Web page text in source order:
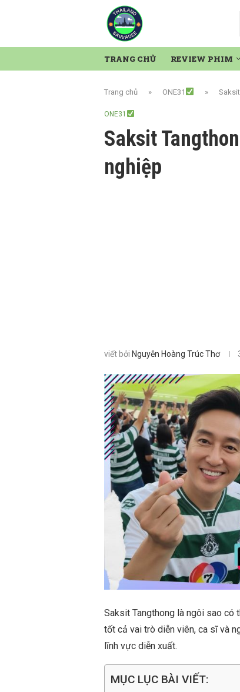
TRANG CHỦ REVIEW PHIM
Trang chủ » ONE31 »
ONE31
Saksit
nghiệp
viết bởi Nguyễn Hoàng Trúc Thơ
Saksit Tangthong là ngôi sao có
tốt cả vai trò diễn viên, ca sĩ và
lĩnh vực diễn xuất.
MỤC LỤC BÀI VIẾT: